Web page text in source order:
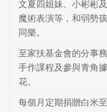
文夏四姐妹、小彬彬
魔術表演等，和弱勢
同樂。
至家扶基金會的分事
手作課程及參與青角
花。
每個月定期捐贈白米